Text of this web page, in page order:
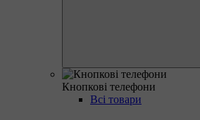
Кнопкові телефони
Всі товари